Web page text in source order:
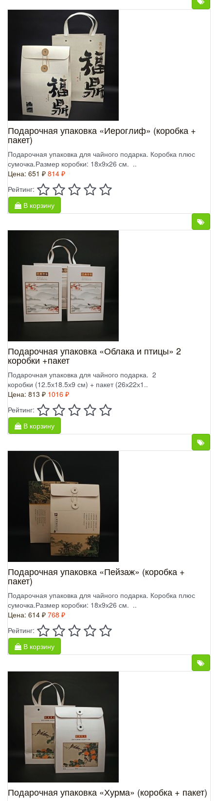
Подарочная упаковка «Иероглиф» (коробка +
пакет)
Подарочная упаковка для чайного подарка. Коробка плюс
сумочка.Размер коробки: 18х9х26 см. ..
Цена: 651 ₽ 814 ₽
Рейтинг:
В корзину
Подарочная упаковка «Облака и птицы» 2
коробки +пакет
Подарочная упаковка для чайного подарка. 2
коробки (12.5х18.5х9 см) + пакет (26х22х1..
Цена: 813 ₽ 1016 ₽
Рейтинг:
В корзину
Подарочная упаковка «Пейзаж» (коробка +
пакет)
Подарочная упаковка для чайного подарка. Коробка плюс
сумочка.Размер коробки: 18х9х26 см. ..
Цена: 614 ₽ 768 ₽
Рейтинг:
В корзину
Подарочная упаковка «Хурма» (коробка + пакет)